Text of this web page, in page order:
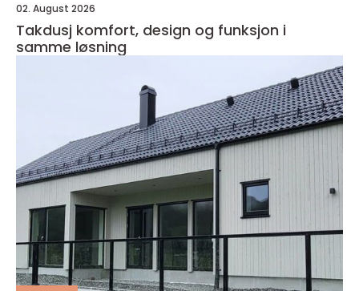
02. August 2026
Takdusj komfort, design og funksjon i
samme løsning